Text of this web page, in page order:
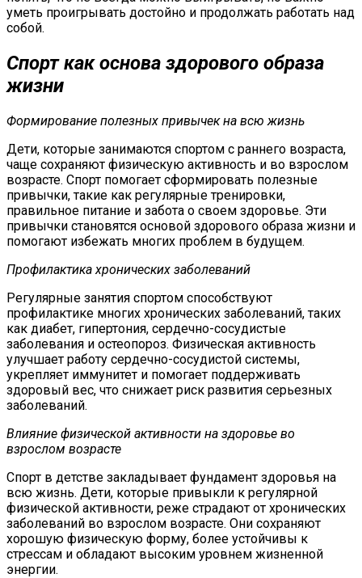
уметь проигрывать достойно и продолжать работать над
собой.
Спорт как основа здорового образа
жизни
Формирование полезных привычек на всю жизнь
Дети, которые занимаются спортом с раннего возраста,
чаще сохраняют физическую активность и во взрослом
возрасте. Спорт помогает сформировать полезные
привычки, такие как регулярные тренировки,
правильное питание и забота о своем здоровье. Эти
привычки становятся основой здорового образа жизни и
помогают избежать многих проблем в будущем.
Профилактика хронических заболеваний
Регулярные занятия спортом способствуют
профилактике многих хронических заболеваний, таких
как диабет, гипертония, сердечно-сосудистые
заболевания и остеопороз. Физическая активность
улучшает работу сердечно-сосудистой системы,
укрепляет иммунитет и помогает поддерживать
здоровый вес, что снижает риск развития серьезных
заболеваний.
Влияние физической активности на здоровье во
взрослом возрасте
Спорт в детстве закладывает фундамент здоровья на
всю жизнь. Дети, которые привыкли к регулярной
физической активности, реже страдают от хронических
заболеваний во взрослом возрасте. Они сохраняют
хорошую физическую форму, более устойчивы к
стрессам и обладают высоким уровнем жизненной
энергии.